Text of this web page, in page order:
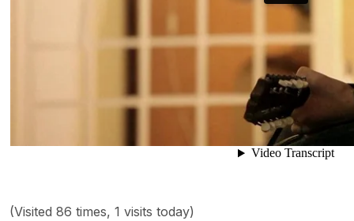
(Visited 86 times, 1 visits today)